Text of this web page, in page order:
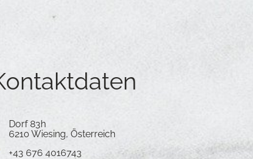
Dorf 83h
6210 Wiesing, Österreich
+43 676 4016743